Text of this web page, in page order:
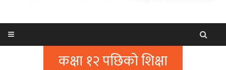
कक्षा १२ पछिको शिक्षा